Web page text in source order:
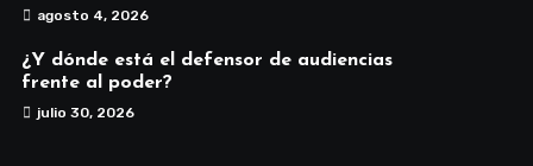
agosto 4, 2026
¿Y dónde está el defensor de audiencias
frente al poder?
julio 30, 2026